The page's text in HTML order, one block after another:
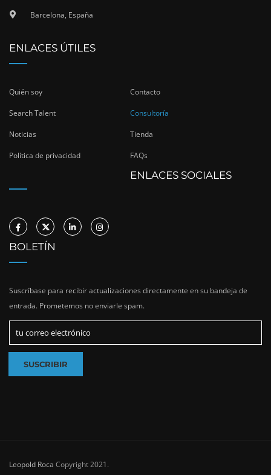
Barcelona, España
ENLACES ÚTILES
Quién soy Contacto
Search Talent Consultoría
Noticias Tienda
Política de privacidad FAQs
ENLACES SOCIALES
BOLETÍN
Suscríbase para recibir actualizaciones directamente en su bandeja de
entrada. Prometemos no enviarle spam.
Leopold Roca Copyright 2021.